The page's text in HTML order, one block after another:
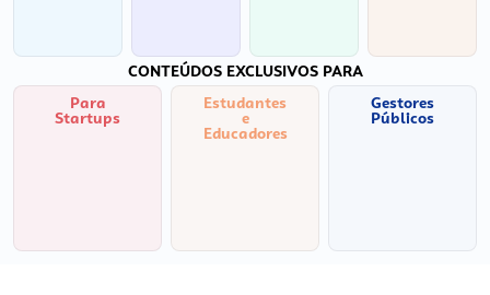
CONTEÚDOS EXCLUSIVOS PARA
Para
Startups
Estudantes
e
Educadores
Gestores
Públicos